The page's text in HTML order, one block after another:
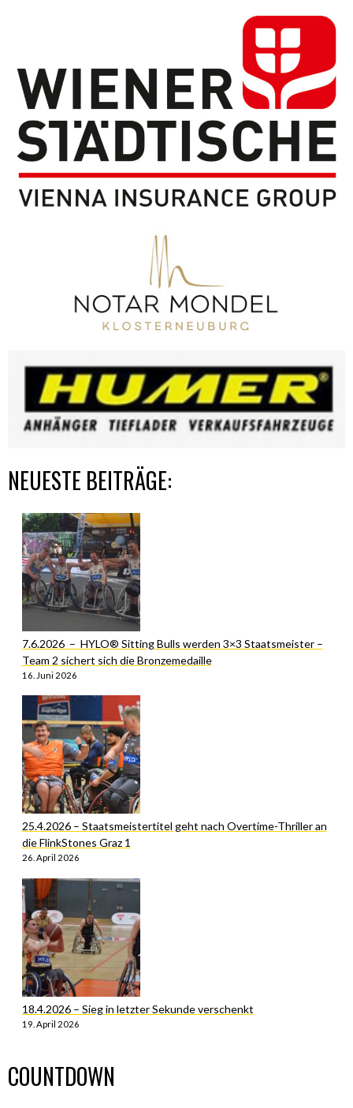
NEUESTE BEITRÄGE:
7.6.2026 – HYLO® Sitting Bulls werden 3×3 Staatsmeister –
Team 2 sichert sich die Bronzemedaille
16. Juni 2026
25.4.2026 – Staatsmeistertitel geht nach Overtime-Thriller an
die FlinkStones Graz 1
26. April 2026
18.4.2026 – Sieg in letzter Sekunde verschenkt
19. April 2026
COUNTDOWN